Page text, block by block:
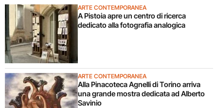
ARTE CONTEMPORANEA
A Pistoia apre un centro di ricerca
dedicato alla fotografia analogica
ARTE CONTEMPORANEA
Alla Pinacoteca Agnelli di Torino arriva
una grande mostra dedicata ad Alberto
Savinio